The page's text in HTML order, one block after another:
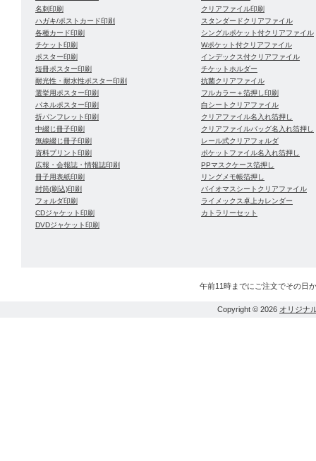
名刺印刷
ハガキ/ポストカード印刷
各種カード印刷
チケット印刷
ポスター印刷
短冊ポスター印刷
耐光性・耐水性ポスター印刷
選挙用ポスター印刷
パネルポスター印刷
折パンフレット印刷
中綴じ冊子印刷
無線綴じ冊子印刷
資料プリント印刷
広報・会報誌・情報誌印刷
冊子用表紙印刷
封筒(刷込)印刷
フォルダ印刷
CDジャケット印刷
DVDジャケット印刷
クリアファイル印刷
スタンダードクリアファイル
シングルポケット付クリアファイル
Wポケット付クリアファイル
インデックス付クリアファイル
チケットホルダー
抗菌クリアファイル
フルカラー＋箔押し印刷
白シートクリアファイル
クリアファイル名入れ箔押し
クリアファイルバッグ名入れ箔押し
レール式クリアフォルダ
ポケットファイル名入れ箔押し
PPマスクケース箔押し
リングメモ帳箔押し
バイオマスシートクリアファイル
ライメックス卓上カレンダー
カトラリーセット
午前11時までにご注文でその日
Copyright © 2026 オリジナ